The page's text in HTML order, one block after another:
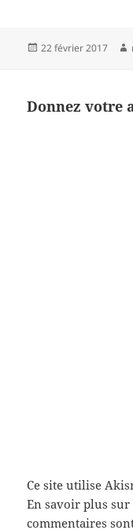
Publié
22 février 2017
Donnez votre
Ce site utilise
En savoir plus sur
commentaires